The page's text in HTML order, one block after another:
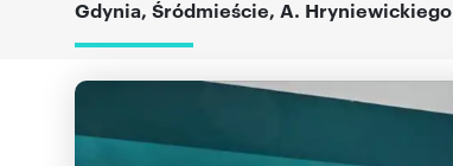
Gdynia, Śródmieście, A. Hryniewickiego